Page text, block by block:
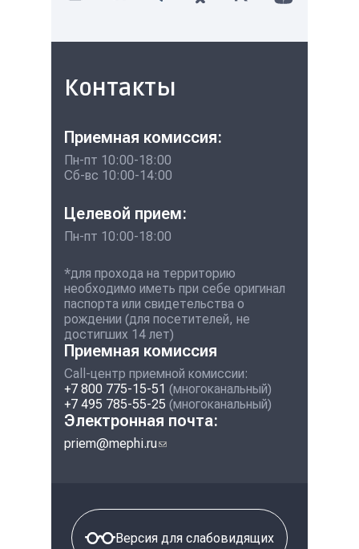
Контакты
Приемная комиссия:
Пн-пт 10:00-18:00
Сб-вс 10:00-14:00
Целевой прием:
Пн-пт 10:00-18:00
*для прохода на территорию
необходимо иметь при себе оригинал
паспорта или свидетельства о
рождении (для посетителей, не
достигших 14 лет)
Приемная комиссия
Call-центр приемной комиссии:
+7 800 775-15-51 (многоканальный)
+7 495 785-55-25 (многоканальный)
Электронная почта:
priem@mephi.ru(ссылка для отправки
Версия для слабовидящих